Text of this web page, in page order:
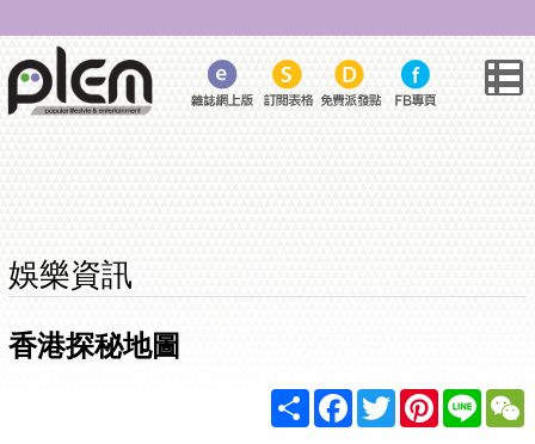
娛樂資訊
香港探秘地圖
ShareFacebook
TwitterPinterest
Line